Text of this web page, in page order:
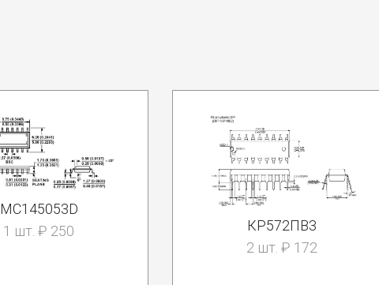
MC145053D
1 шт. ₽ 250
КР572ПВ3
2 шт. ₽ 172